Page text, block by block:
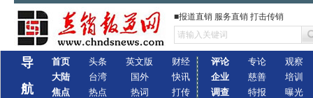
■报道直销 服务直销 打击传销
导
航
首页
大陆
焦点
头条
台湾
热点
英文版
国外
热词
财经
快讯
打传
评论
企业
调查
专论
慈善
特报
观察
培训
曝光